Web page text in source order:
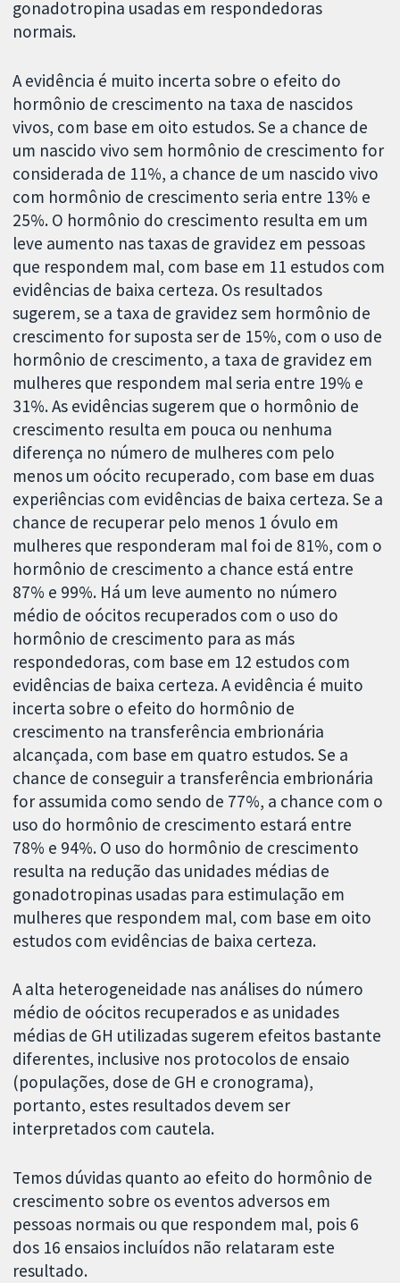
gonadotropina usadas em respondedoras
normais.
A evidência é muito incerta sobre o efeito do
hormônio de crescimento na taxa de nascidos
vivos, com base em oito estudos. Se a chance de
um nascido vivo sem hormônio de crescimento for
considerada de 11%, a chance de um nascido vivo
com hormônio de crescimento seria entre 13% e
25%. O hormônio do crescimento resulta em um
leve aumento nas taxas de gravidez em pessoas
que respondem mal, com base em 11 estudos com
evidências de baixa certeza. Os resultados
sugerem, se a taxa de gravidez sem hormônio de
crescimento for suposta ser de 15%, com o uso de
hormônio de crescimento, a taxa de gravidez em
mulheres que respondem mal seria entre 19% e
31%. As evidências sugerem que o hormônio de
crescimento resulta em pouca ou nenhuma
diferença no número de mulheres com pelo
menos um oócito recuperado, com base em duas
experiências com evidências de baixa certeza. Se a
chance de recuperar pelo menos 1 óvulo em
mulheres que responderam mal foi de 81%, com o
hormônio de crescimento a chance está entre
87% e 99%. Há um leve aumento no número
médio de oócitos recuperados com o uso do
hormônio de crescimento para as más
respondedoras, com base em 12 estudos com
evidências de baixa certeza. A evidência é muito
incerta sobre o efeito do hormônio de
crescimento na transferência embrionária
alcançada, com base em quatro estudos. Se a
chance de conseguir a transferência embrionária
for assumida como sendo de 77%, a chance com o
uso do hormônio de crescimento estará entre
78% e 94%. O uso do hormônio de crescimento
resulta na redução das unidades médias de
gonadotropinas usadas para estimulação em
mulheres que respondem mal, com base em oito
estudos com evidências de baixa certeza.
A alta heterogeneidade nas análises do número
médio de oócitos recuperados e as unidades
médias de GH utilizadas sugerem efeitos bastante
diferentes, inclusive nos protocolos de ensaio
(populações, dose de GH e cronograma),
portanto, estes resultados devem ser
interpretados com cautela.
Temos dúvidas quanto ao efeito do hormônio de
crescimento sobre os eventos adversos em
pessoas normais ou que respondem mal, pois 6
dos 16 ensaios incluídos não relataram este
resultado.